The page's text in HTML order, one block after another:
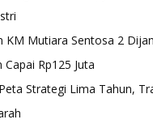
KM Mutiara Sentosa 2
Rp125 Juta
Strategi Lima Tahun,